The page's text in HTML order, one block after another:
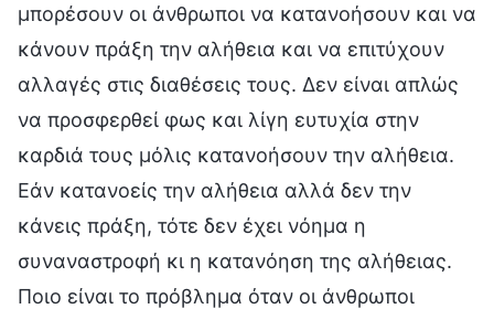
μπορέσουν οι άνθρωποι να κατανοήσουν και να
κάνουν πράξη την αλήθεια και να επιτύχουν
αλλαγές στις διαθέσεις τους. Δεν είναι απλώς
να προσφερθεί φως και λίγη ευτυχία στην
καρδιά τους μόλις κατανοήσουν την αλήθεια.
Εάν κατανοείς την αλήθεια αλλά δεν την
κάνεις πράξη, τότε δεν έχει νόημα η
συναναστροφή κι η κατανόηση της αλήθειας.
Ποιο είναι το πρόβλημα όταν οι άνθρωποι